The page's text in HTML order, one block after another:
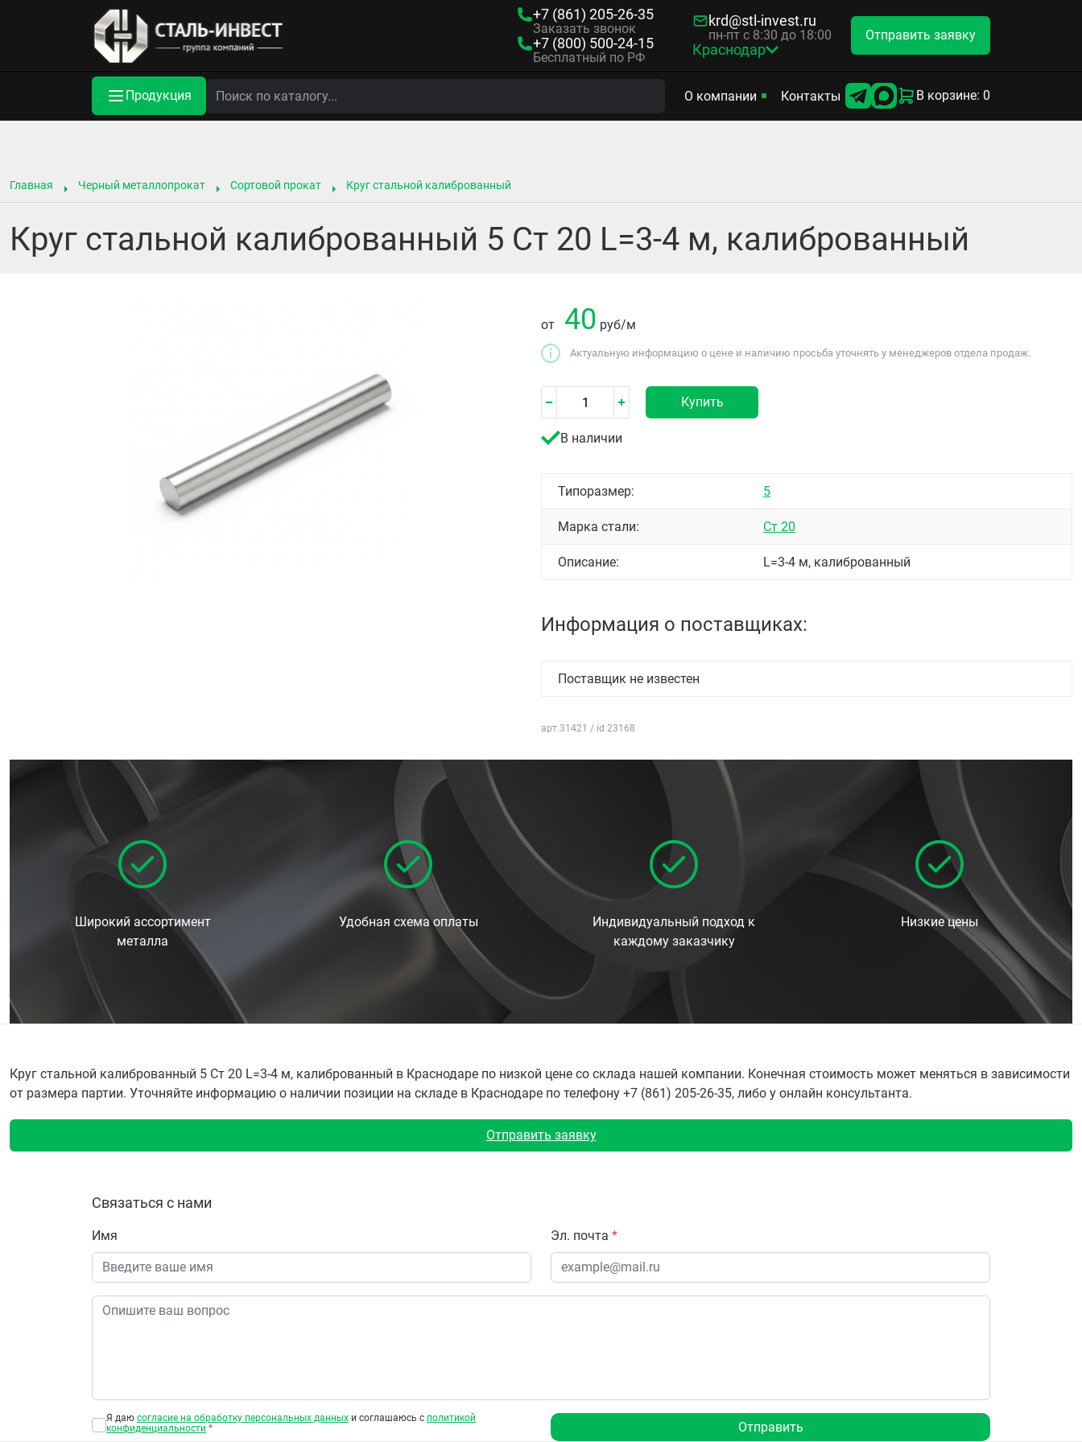
+7 (861) 205-26-35
Заказать звонок
+7 (800) 500-24-15
Бесплатный по РФ
krd@stl-invest.ru
пн-пт с 8:30 до 18:00
Краснодар
Отправить заявку
Продукция О компании Контакты В корзине: 0
Главная Черный металлопрокат Сортовой прокат Круг стальной калиброванный
Круг стальной калиброванный 5 Ст 20 L=3-4 м, калиброванный
от 40 руб/м
Актуальную информацию о цене и наличию просьба уточнять у менеджеров отдела продаж.
Купить
В наличии
Типоразмер: 5
Марка стали: Ст 20
Описание: L=3-4 м, калиброванный
Информация о поставщиках:
Поставщик не известен
арт.31421 / id 23168
Широкий ассортимент
металла
Удобная схема оплаты
Индивидуальный подход к
каждому заказчику
Низкие цены
Круг стальной калиброванный 5 Ст 20 L=3-4 м, калиброванный в Краснодаре по низкой цене со склада нашей компании. Конечная стоимость может меняться в зависимости
от размера партии. Уточняйте информацию о наличии позиции на складе в Краснодаре по телефону +7 (861) 205-26-35, либо у онлайн консультанта.
Отправить заявку
Связаться с нами
Имя Эл. почта *
Я даю согласие на обработку персональных данных и соглашаюсь с политикой
конфиденциальности * Отправить